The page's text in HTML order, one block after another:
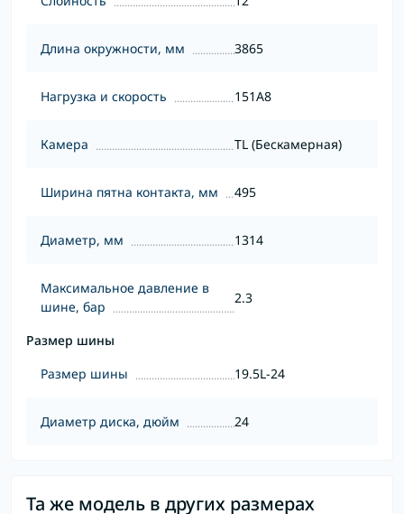
Длина окружности, мм 3865
Нагрузка и скорость 151A8
Камера TL (Бескамерная)
Ширина пятна контакта, мм 495
Диаметр, мм 1314
Максимальное давление в
шине, бар
2.3
Размер шины
Размер шины
19.5L-24
Диаметр диска, дюйм 24
Та же модель в других размерах